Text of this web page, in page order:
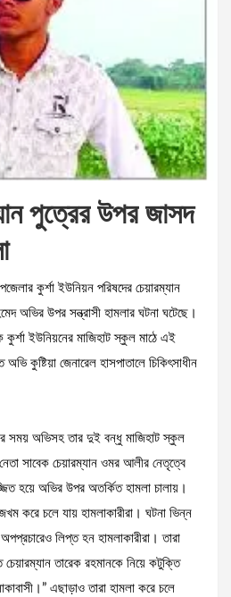
পুত্রের উপর জাসদ
কুর্শা ইউনিয়ন পরিষদের চেয়ারম্যান
অভির উপর সন্ত্রাসী হামলার ঘটনা ঘটেছে।
কুর্শা ইউনিয়নের মাজিহাট স্কুল মাঠে এই
কুষ্টিয়া জেনারেল হাসপাতালে চিকিৎসাধীন
সময় অভিসহ তার দুই বন্ধু মাজিহাট স্কুল
সাবেক চেয়ারম্যান ওমর আলীর নেতৃত্বে
হয়ে অভির উপর অতর্কিত হামলা চালায়।
করে চলে যায় হামলাকারীরা। ঘটনা ভিন্ন
লিপ্ত হন হামলাকারীরা। তারা
চেয়ারম্যান তারেক রহমানকে নিয়ে কটুক্তি
এছাড়াও তারা হামলা করে চলে